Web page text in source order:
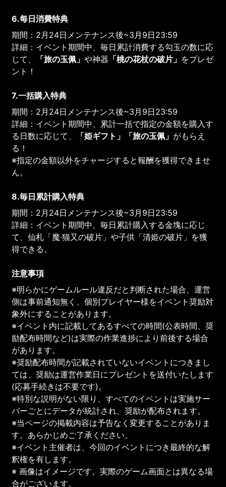
6.每日消費特典
期間：2月24日メンテナンス後~3月9日23:59
詳細：イベント期間中、毎日累計消費する勾玉の数に応
じて、
「旅の玉佩」や神器 「桃の花杖の破片 」 をプレゼ
ント！
7.一括購入特典
期間：2月24日メンテナンス後~3月9日23:59
詳細：イベント期間中、累計一括で指定の金額を購入す
る日数に応じて、
「姫ギフト」「旅の玉佩」 がもらえ
る！
※指定の金額以外をチャージすると報酬を獲得できませ
ん。
8.毎日累計購入特典
期間：2月24日メンテナンス後~3月9日23:59
詳細：イベント期間中、毎日累計購入する金塊に応じ
て、仙札「魔·猫又の破片」や子供「清姫の破片」を獲
得できる。
注意事項
※明らかにゲームルール違反だと判断された場合、運営
側は事前通知無く、個別プレイヤー様をイベント奨励対
象外にすることがあります。
※イベント内に記載してあるすべての時間(公表時間、奨
励配布時間など)は実際の作業進捗により前後する場合
があります。
※奨励配布時間が記載されていないイベントにつきまし
ては、奨励は運営作業日にプレゼントを送付いたします
(応募手続きは不要です)。
※特別な説明がない限り、すべてのイベントは実施サー
バーごとにデータが統計され、奨励が配布されます。
※当ページの掲載内容は予告なく変更することがありま
す。あらかじめご了承ください。
※イベント主催者は、今回のイベントにつき最終的な解
釈権を有します。
※ 画像はイメージです。実際のゲーム画面とは異なる場
合がございます。